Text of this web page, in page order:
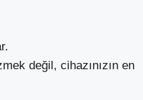
değil, cihazınızın en